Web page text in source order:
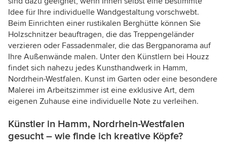
Idee für Ihre individuelle Wandgestaltung vorschwebt.
Beim Einrichten einer rustikalen Berghütte können Sie
Holzschnitzer beauftragen, die das Treppengeländer
verzieren oder Fassadenmaler, die das Bergpanorama auf
Ihre Außenwände malen. Unter den Künstlern bei Houzz
findet sich nahezu jedes Kunsthandwerk in Hamm,
Nordrhein-Westfalen. Kunst im Garten oder eine besondere
Malerei im Arbeitszimmer ist eine exklusive Art, dem
eigenen Zuhause eine individuelle Note zu verleihen.
Künstler in Hamm, Nordrhein-Westfalen
gesucht – wie finde ich kreative Köpfe?